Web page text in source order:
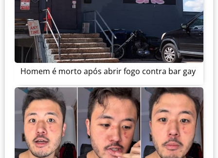
Homem é morto após abrir fogo contra bar gay